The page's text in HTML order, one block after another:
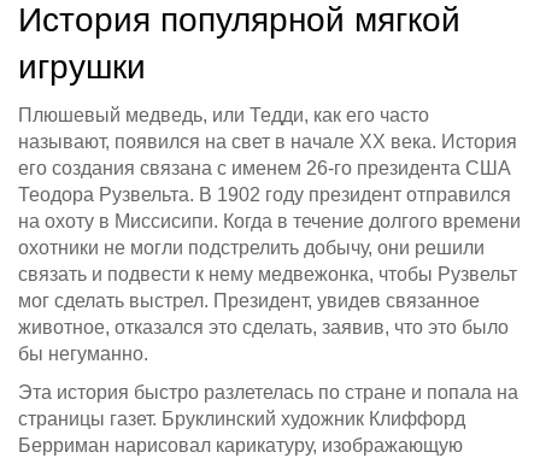
История популярной мягкой
игрушки
Плюшевый медведь, или Тедди, как его часто
называют, появился на свет в начале XX века. История
его создания связана с именем 26-го президента США
Теодора Рузвельта. В 1902 году президент отправился
на охоту в Миссисипи. Когда в течение долгого времени
охотники не могли подстрелить добычу, они решили
связать и подвести к нему медвежонка, чтобы Рузвельт
мог сделать выстрел. Президент, увидев связанное
животное, отказался это сделать, заявив, что это было
бы негуманно.
Эта история быстро разлетелась по стране и попала на
страницы газет. Бруклинский художник Клиффорд
Берриман нарисовал карикатуру, изображающую